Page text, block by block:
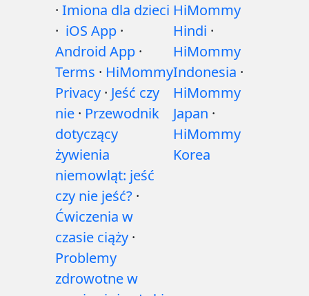
· Imiona dla dzieci
· iOS App ·
Android App ·
Terms · HiMommy
Privacy · Jeść czy
nie · Przewodnik
dotyczący
żywienia
niemowląt: jeść
czy nie jeść? ·
Ćwiczenia w
czasie ciąży ·
Problemy
zdrowotne w
HiMommy
Hindi ·
HiMommy
Indonesia ·
HiMommy
Japan ·
HiMommy
Korea